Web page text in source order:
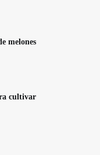
melones
cultivar